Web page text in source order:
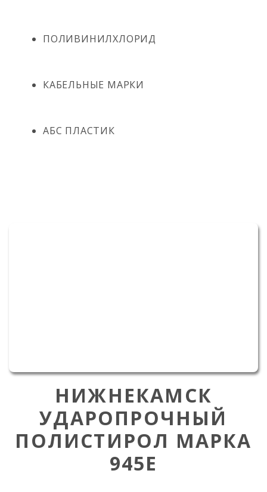
ПОЛИВИНИЛХЛОРИД
КАБЕЛЬНЫЕ МАРКИ
АБС ПЛАСТИК
НИЖНЕКАМСК
УДАРОПРОЧНЫЙ
ПОЛИСТИРОЛ МАРКА
945Е